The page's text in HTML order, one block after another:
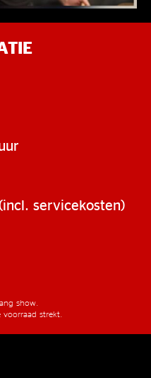
servicekosten)
show.
strekt.